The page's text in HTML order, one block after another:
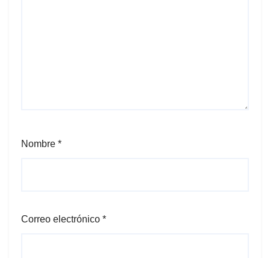
Nombre *
Correo electrónico *